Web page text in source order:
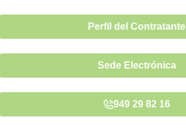
Perfil del Contratante
Sede Electrónica
949 29 82 16